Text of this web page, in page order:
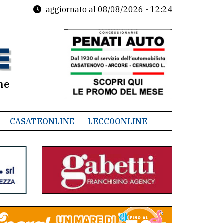
aggiornato al 08/08/2026 - 12:24
CASATEONLINE LECCOONLINE